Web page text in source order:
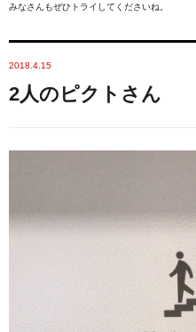
みなさんもぜひトライしてくださいね。
2018.4.15
2人のピクトさん